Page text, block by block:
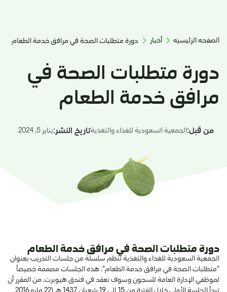
الصفحه الرئيسيه أخبار دورة متطلبات الصحة في مرافق خدمة الطعام
دورة متطلبات الصحة في
مرافق خدمة الطعام
من قبل: الجمعية السعودية للغذاء والتغذيةتاريخ النشر:يناير 5, 2024
دورة متطلبات الصحة في مرافق خدمة الطعام
الجمعية السعودية للغذاء والتغذية تنظم سلسلة من جلسات التدريب بعنوان
"متطلبات الصحة في مرافق خدمة الطعام". هذه الجلسات مصممة خصيصاً
لموظفي الإدارة العامة للسجون وسوف تعقد في فندق هيوبرت. من المقرر أن
تبدأ الجلسة الأولى خلال الفترة من 15 إلى 19 شعبان 1437 هـ (22 مايو 2016